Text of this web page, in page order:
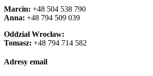
Marcin: +48 504 538 790
Anna: +48 ‭794 509 039‬
Oddział Wrocław:
Tomasz: +48 794 714 582
Adresy email